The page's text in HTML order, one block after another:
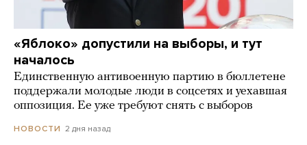
«Яблоко» допустили на выборы, и тут
началось
Единственную антивоенную партию в бюллетене
поддержали молодые люди в соцсетях и уехавшая
оппозиция. Ее уже требуют снять с выборов
НОВОСТИ 2 дня назад